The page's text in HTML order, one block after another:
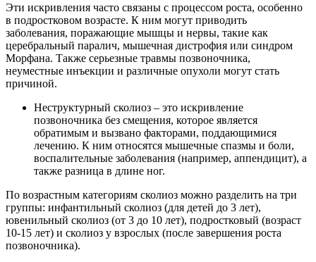
Эти искривления часто связаны с процессом роста, особенно
в подростковом возрасте. К ним могут приводить
заболевания, поражающие мышцы и нервы, такие как
церебральный паралич, мышечная дистрофия или синдром
Морфана. Также серьезные травмы позвоночника,
неуместные инъекции и различные опухоли могут стать
причиной.
Неструктурный сколиоз – это искривление
позвоночника без смещения, которое является
обратимым и вызвано факторами, поддающимися
лечению. К ним относятся мышечные спазмы и боли,
воспалительные заболевания (например, аппендицит), а
также разница в длине ног.
По возрастным категориям сколиоз можно разделить на три
группы: инфантильный сколиоз (для детей до 3 лет),
ювенильный сколиоз (от 3 до 10 лет), подростковый (возраст
10-15 лет) и сколиоз у взрослых (после завершения роста
позвоночника).